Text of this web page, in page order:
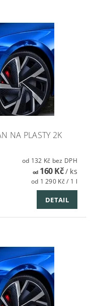
NA PLASTY 2K
od 132 Kč bez DPH
od160 Kč/ ks
od 1 290 Kč / 1 l
DETAIL